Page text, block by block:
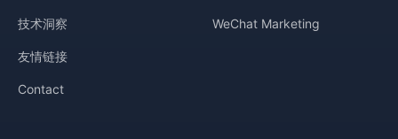
技术洞察
友情链接
Contact
WeChat Marketing